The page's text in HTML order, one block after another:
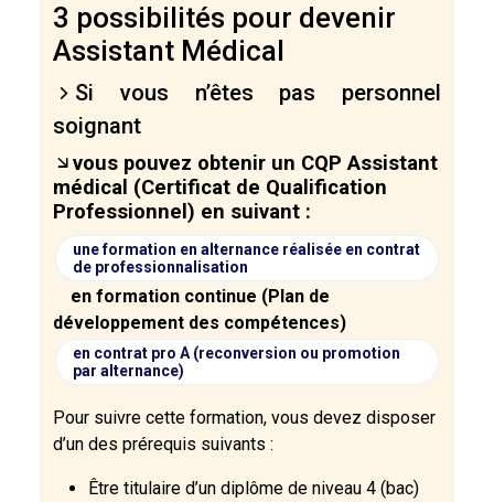
3 possibilités pour devenir
Assistant Médical
Si vous n’êtes pas personnel
soignant
vous pouvez obtenir un CQP Assistant
médical (Certificat de Qualification
Professionnel) en suivant :
une formation en alternance réalisée en contrat
de professionnalisation
en formation continue (Plan de
développement des compétences)
en contrat pro A (reconversion ou promotion
par alternance)
Pour suivre cette formation, vous devez disposer
d’un des prérequis suivants :
Être titulaire d’un diplôme de niveau 4 (bac)